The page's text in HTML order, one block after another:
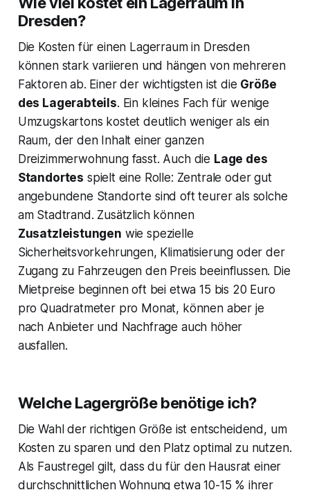
Dresden?
Die Kosten für einen Lagerraum in Dresden
können stark variieren und hängen von mehreren
Faktoren ab. Einer der wichtigsten ist die Größe
des Lagerabteils. Ein kleines Fach für wenige
Umzugskartons kostet deutlich weniger als ein
Raum, der den Inhalt einer ganzen
Dreizimmerwohnung fasst. Auch die Lage des
Standortes spielt eine Rolle: Zentrale oder gut
angebundene Standorte sind oft teurer als solche
am Stadtrand. Zusätzlich können
Zusatzleistungen wie spezielle
Sicherheitsvorkehrungen, Klimatisierung oder der
Zugang zu Fahrzeugen den Preis beeinflussen. Die
Mietpreise beginnen oft bei etwa 15 bis 20 Euro
pro Quadratmeter pro Monat, können aber je
nach Anbieter und Nachfrage auch höher
ausfallen.
Welche Lagergröße benötige ich?
Die Wahl der richtigen Größe ist entscheidend, um
Kosten zu sparen und den Platz optimal zu nutzen.
Als Faustregel gilt, dass du für den Hausrat einer
durchschnittlichen Wohnung etwa 10-15 % ihrer